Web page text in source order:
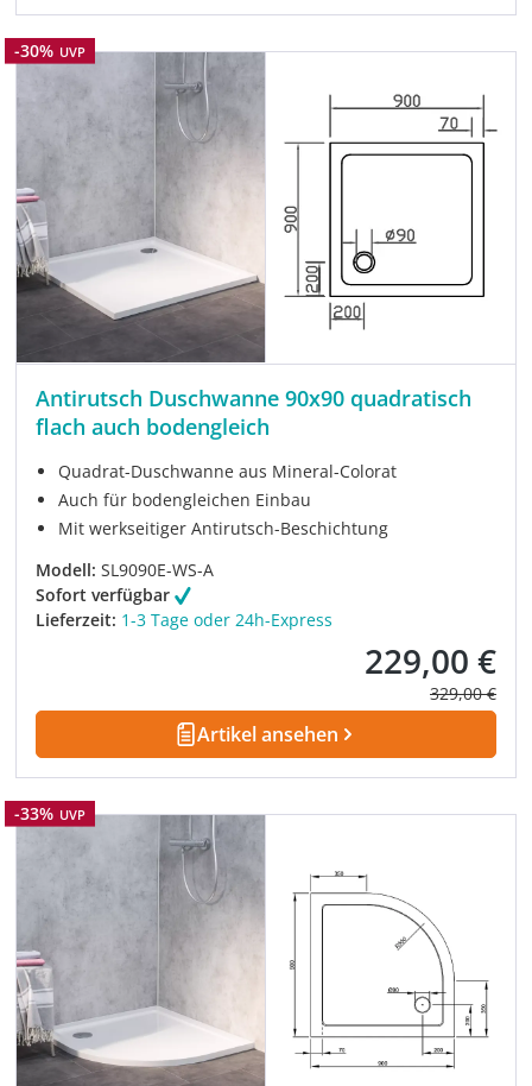
Rabatt
-30% UVP
Antirutsch Duschwanne 90x90 quadratisch
flach auch bodengleich
Quadrat-Duschwanne aus Mineral-Colorat
Auch für bodengleichen Einbau
Mit werkseitiger Antirutsch-Beschichtung
Modell: SL9090E-WS-A
Sofort verfügbar
Lieferzeit: 1-3 Tage oder 24h-Express
Verkaufspreis:
229,00 €
Regulärer
329,00 €
Artikel ansehen
Rabatt
-33% UVP